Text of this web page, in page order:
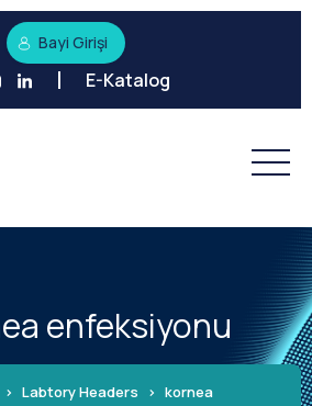
Bayi Girişi
E-Katalog
enfeksiyonu
> Labtory Headers > kornea